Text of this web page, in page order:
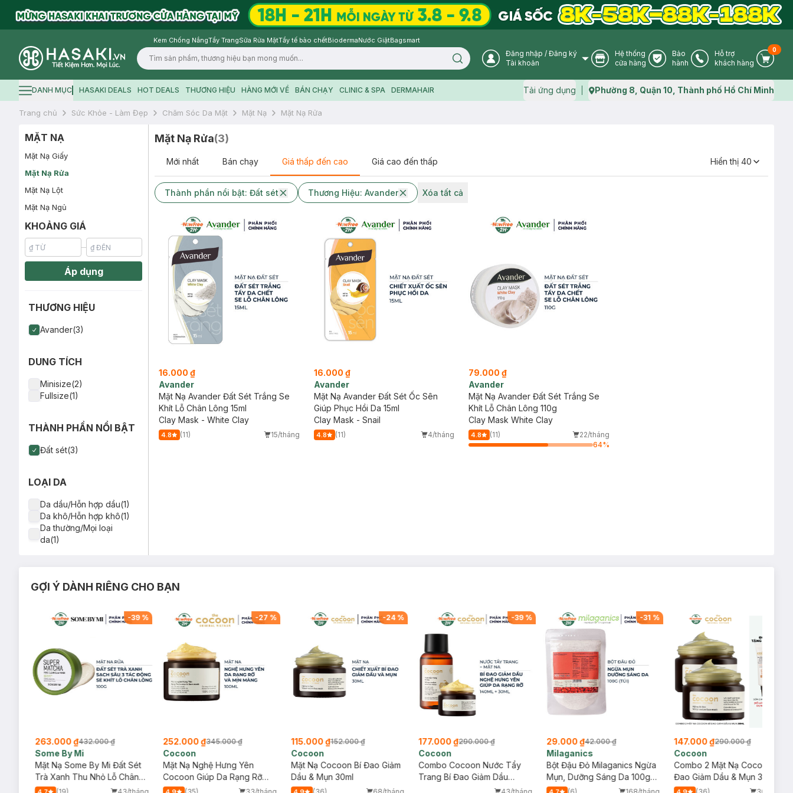
Kem Chống NắngTẩy TrangSữa Rửa MặtTẩy tế bào chếtBiodermaNước GiặtBagsmart
Logo
Search icon User Icon
Đăng nhập / Đăng ký
Tài khoản
Store Icon
Hệ thống
cửa hàng
Warranty Icon
Bảo
hành
Phone Icon
Hỗ trợ
khách hàng
Cart
0
Hamburger icon
DANH MỤC HASAKI DEALS HOT DEALS THƯƠNG HIỆU HÀNG MỚI VỀ BÁN CHẠY CLINIC & SPA DERMAHAIR Tải ứng dụng Map icon
Phường 8, Quận 10, Thành phố Hồ Chí Minh
Trang chủ Sức Khỏe - Làm Đẹp Chăm Sóc Da Mặt Mặt Nạ Mặt Nạ Rửa
MẶT NẠ
Mặt Nạ Giấy
Mặt Nạ Rửa
Mặt Nạ Lột
Mặt Nạ Ngủ
KHOẢNG GIÁ
Áp dụng
THƯƠNG HIỆU
Avander(3)
DUNG TÍCH
Minisize(2)
Fullsize(1)
THÀNH PHẦN NỔI BẬT
Đất sét(3)
LOẠI DA
Da dầu/Hỗn hợp dầu(1)
Da khô/Hỗn hợp khô(1)
Da thường/Mọi loại
da(1)
Mặt Nạ Rửa(3)
Mới nhất Bán chạy Giá thấp đến cao Giá cao đến thấp Hiển thị 40
Thành phần nổi bật: Đất sét Thương Hiệu: Avander Xóa tất cả
16.000 ₫
Avander
Mặt Nạ Avander Đất Sét Trắng Se
Khít Lỗ Chân Lông 15ml
Clay Mask - White Clay
4.8 (11) 15/tháng
16.000 ₫
Avander
Mặt Nạ Avander Đất Sét Ốc Sên
Giúp Phục Hồi Da 15ml
Clay Mask - Snail
4.8 (11) 4/tháng
79.000 ₫
Avander
Mặt Nạ Avander Đất Sét Trắng Se
Khít Lỗ Chân Lông 110g
Clay Mask White Clay
4.8 (11)
22/tháng
64%
GỢI Ý DÀNH RIÊNG CHO BẠN
-39%
263.000 ₫432.000 ₫
Some By Mi
Mặt Nạ Some By Mi Đất Sét
Trà Xanh Thu Nhỏ Lỗ Chân
Lông 100g
-27%
252.000 ₫345.000 ₫
Cocoon
Mặt Nạ Nghệ Hưng Yên
Cocoon Giúp Da Rạng Rỡ
Mịn Màng 100ml
-24%
115.000 ₫152.000 ₫
Cocoon
Mặt Nạ Cocoon Bí Đao Giảm
Dầu & Mụn 30ml
-39%
177.000 ₫290.000 ₫
Cocoon
Combo Cocoon Nước Tẩy
Trang Bí Đao Giảm Dầu
140ml + Mặt Nạ Nghệ Hưng
-31%
29.000 ₫42.000 ₫
Milaganics
Bột Đậu Đỏ Milaganics Ngừa
Mụn, Dưỡng Sáng Da 100g
(Túi)
147.000 ₫290.000 ₫
Cocoon
Combo 2 Mặt Nạ Cocoon Bí
Đao Giảm Dầu & Mụn 30ml